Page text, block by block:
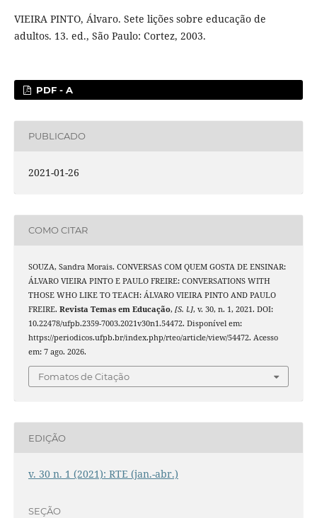
VIEIRA PINTO, Álvaro. Sete lições sobre educação de
adultos. 13. ed., São Paulo: Cortez, 2003.
PDF - A
PUBLICADO
2021-01-26
COMO CITAR
SOUZA, Sandra Morais. CONVERSAS COM QUEM GOSTA DE ENSINAR:
ÁLVARO VIEIRA PINTO E PAULO FREIRE: CONVERSATIONS WITH
THOSE WHO LIKE TO TEACH: ÁLVARO VIEIRA PINTO AND PAULO
FREIRE. Revista Temas em Educação, [S. l.], v. 30, n. 1, 2021. DOI:
10.22478/ufpb.2359-7003.2021v30n1.54472. Disponível em:
https://periodicos.ufpb.br/index.php/rteo/article/view/54472. Acesso
em: 7 ago. 2026.
Fomatos de Citação
EDIÇÃO
v. 30 n. 1 (2021): RTE (jan.-abr.)
SEÇÃO